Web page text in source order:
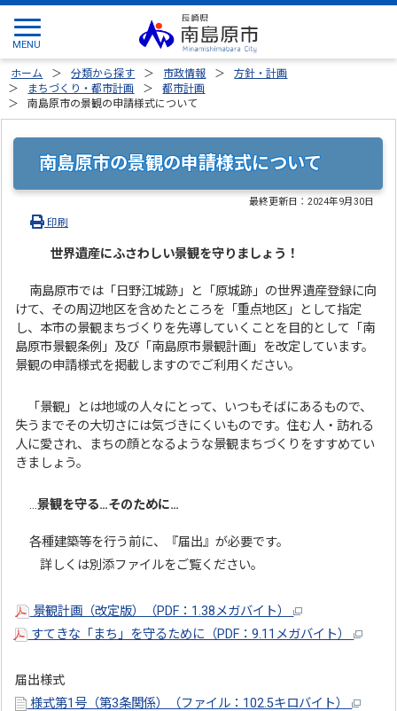
ホーム 分類から探す 市政情報
方針・計画
まちづくり・都市計画
都市計画
南島原市の景観の申請様式について
南島原市の景観の申請様式について
最終更新日：2024年9月30日
印刷
世界遺産にふさわしい景観を守りましょう！
南島原市では「日野江城跡」と「原城跡」の世界遺産登録に向
けて、その周辺地区を含めたところを「重点地区」として指定
し、本市の景観まちづくりを先導していくことを目的として「南
島原市景観条例」及び「南島原市景観計画」を改定しています。
景観の申請様式を掲載しますのでご利用ください。
「景観」とは地域の人々にとって、いつもそばにあるもので、
失うまでその大切さには気づきにくいものです。住む人・訪れる
人に愛され、まちの顔となるような景観まちづくりをすすめてい
きましょう。
…景観を守る…そのために…
各種建築等を行う前に、『届出』が必要です。
詳しくは別添ファイルをご覧ください。
景観計画（改定版）（PDF：1.38メガバイト）
すてきな「まち」を守るために（PDF：9.11メガバイト）
届出様式
様式第1号（第3条関係）（ファイル：102.5キロバイト）